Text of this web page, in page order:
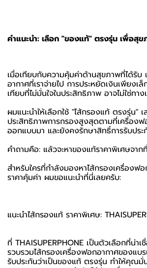
คำแนะนำ: เลือก "ของแท้" ตรงรุ่น เพื่อสุ
เมื่อเทียบกับความคุ้มค่าด้านสุขภาพที่ได้รับ
อากาศที่เราจ่ายไป การประหยัดเงินเพียงเ
เทียบที่ไม่มั่นใจในประสิทธิภาพ อาจไม่ใช่ทา
ผมแนะนำให้เลือกใช้ "ไส้กรองแท้ ตรงรุ่น"
ประสิทธิภาพการกรองสูงสุดตามที่เครื่อง
ออกแบบมา และยังคงรักษาสิทธิ์การรับประ
คำถามคือ: แล้วจะหาของแท้ราคาพิเศษจาก
สำหรับใครที่กำลังมองหาไส้กรองเครื่องฟ
ราคาคุ้มค่า ผมขอแนะนำที่นี่เลยครับ:
แนะนำไส้กรองแท้ ราคาพิเศษ:
ที่ THAISUPERPHONE เป็นตัวเลือกที่น่าเชื่
รวบรวมไส้กรองเครื่องฟอกอากาศของแบ
รับประกันว่าเป็นของแท้ ตรงรุ่น ทำให้คุณมั่